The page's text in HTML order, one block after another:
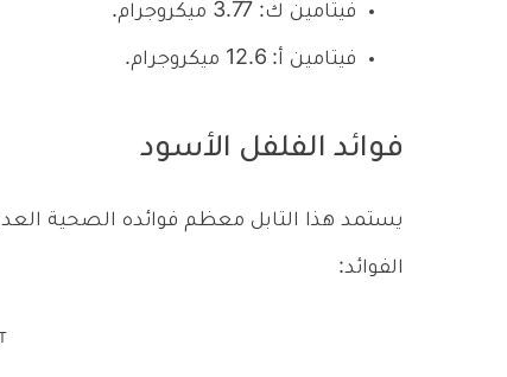
فيتامين ك: 3.77 ميكروجرام.
فيتامين أ: 12.6 ميكروجرام.
فوائد الفلفل الأسود
يستمد هذا التابل معظم فوائده الصحية
الفوائد: